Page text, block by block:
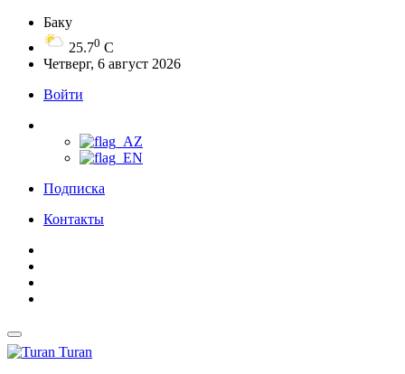
Баку
25.70 C
Четверг, 6 август 2026
Войти
Подписка
Контакты
Turan